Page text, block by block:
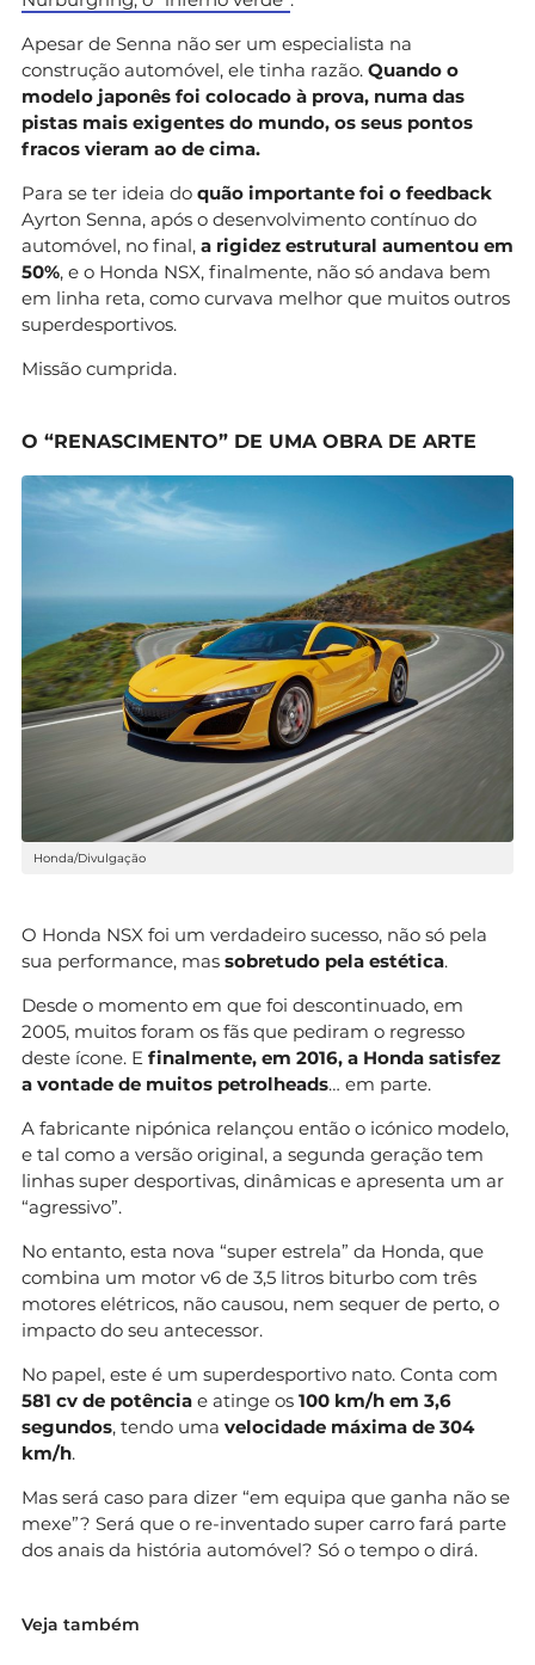
Apesar de Senna não ser um especialista na
construção automóvel, ele tinha razão. Quando o
modelo japonês foi colocado à prova, numa das
pistas mais exigentes do mundo, os seus pontos
fracos vieram ao de cima.
Para se ter ideia do quão importante foi o feedback
Ayrton Senna, após o desenvolvimento contínuo do
automóvel, no final, a rigidez estrutural aumentou em
50%, e o Honda NSX, finalmente, não só andava bem
em linha reta, como curvava melhor que muitos outros
superdesportivos.
Missão cumprida.
O “RENASCIMENTO” DE UMA OBRA DE ARTE
Honda/Divulgação
O Honda NSX foi um verdadeiro sucesso, não só pela
sua performance, mas sobretudo pela estética.
Desde o momento em que foi descontinuado, em
2005, muitos foram os fãs que pediram o regresso
deste ícone. E finalmente, em 2016, a Honda satisfez
a vontade de muitos petrolheads… em parte.
A fabricante nipónica relançou então o icónico modelo,
e tal como a versão original, a segunda geração tem
linhas super desportivas, dinâmicas e apresenta um ar
“agressivo”.
No entanto, esta nova “super estrela” da Honda, que
combina um motor v6 de 3,5 litros biturbo com três
motores elétricos, não causou, nem sequer de perto, o
impacto do seu antecessor.
No papel, este é um superdesportivo nato. Conta com
581 cv de potência e atinge os 100 km/h em 3,6
segundos, tendo uma velocidade máxima de 304
km/h.
Mas será caso para dizer “em equipa que ganha não se
mexe”? Será que o re-inventado super carro fará parte
dos anais da história automóvel? Só o tempo o dirá.
Veja também